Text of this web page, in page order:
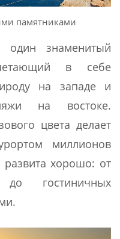
памятниками
знаменитый
в себе
на западе и
на востоке.
цвета делает
миллионов
развита хорошо: от
до гостиничных